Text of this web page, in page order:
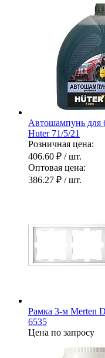
Автошампунь для
Huter 71/5/21
Розничная цена:
406.60 ₽ / шт.
Оптовая цена:
386.27 ₽ / шт.
Рамка 3-м Merten
6535
Цена по запросу